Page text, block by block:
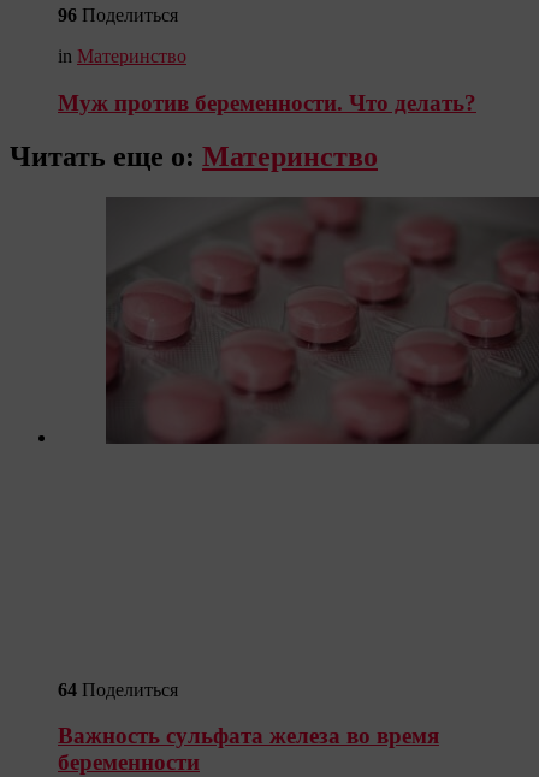
96 Поделиться
in Материнство
Муж против беременности. Что делать?
Читать еще о: Материнство
64 Поделиться
Важность сульфата железа во время
беременности